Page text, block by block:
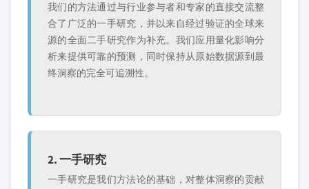
我们的方法通过与行业参与者和专家的直接交流整
合了广泛的一手研究，并以来自经过验证的全球来
源的全面二手研究作为补充。我们应用量化影响分
析来提供可靠的预测，同时保持从原始数据源到最
终洞察的完全可追溯性。
2. 一手研究
一手研究是我们方法论的基础，对整体洞察的贡献